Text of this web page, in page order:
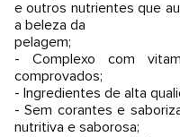
e outros nutrientes que
a beleza da
pelagem;
- Complexo com
comprovados;
- Ingredientes de alta
- Sem corantes e
nutritiva e saborosa;